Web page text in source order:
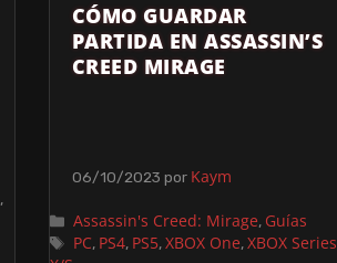
,
CÓMO GUARDAR
PARTIDA EN ASSASSIN’S
CREED MIRAGE
06/10/2023 por Kaym
Assassin's Creed: Mirage, Guías
PC, PS4, PS5,XBOX One,XBOX Series